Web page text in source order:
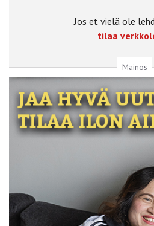
Jos et vielä ole
tilaa
Mainos